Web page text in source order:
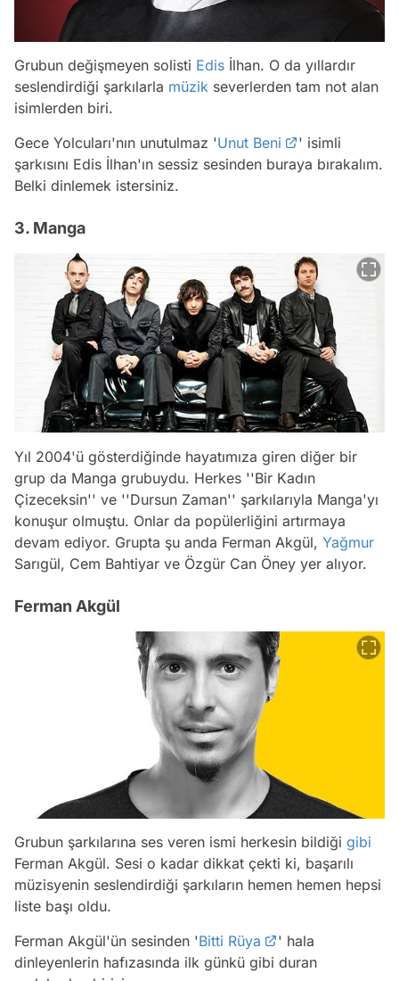
Grubun değişmeyen solisti Edis İlhan. O da yıllardır
seslendirdiği şarkılarla müzik severlerden tam not alan
isimlerden biri.
Gece Yolcuları'nın unutulmaz 'Unut Beni
' isimli
şarkısını Edis İlhan'ın sessiz sesinden buraya bırakalım.
Belki dinlemek istersiniz.
3. Manga
Yıl 2004'ü gösterdiğinde hayatımıza giren diğer bir
grup da Manga grubuydu. Herkes ''Bir Kadın
Çizeceksin'' ve ''Dursun Zaman'' şarkılarıyla Manga'yı
konuşur olmuştu. Onlar da popülerliğini artırmaya
devam ediyor. Grupta şu anda Ferman Akgül, Yağmur
Sarıgül, Cem Bahtiyar ve Özgür Can Öney yer alıyor.
Ferman Akgül
Grubun şarkılarına ses veren ismi herkesin bildiği gibi
Ferman Akgül. Sesi o kadar dikkat çekti ki, başarılı
müzisyenin seslendirdiği şarkıların hemen hemen hepsi
liste başı oldu.
Ferman Akgül'ün sesinden 'Bitti Rüya
' hala
dinleyenlerin hafızasında ilk günkü gibi duran